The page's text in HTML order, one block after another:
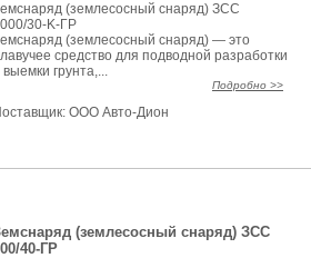
(землесосный снаряд) ЗСС
30-K-ГР
(землесосный снаряд) — это
средство для подводной разработки
выемки грунта,...
Подробно >>
ООО Авто-Дион
(землесосный снаряд) ЗСС
40-ГР